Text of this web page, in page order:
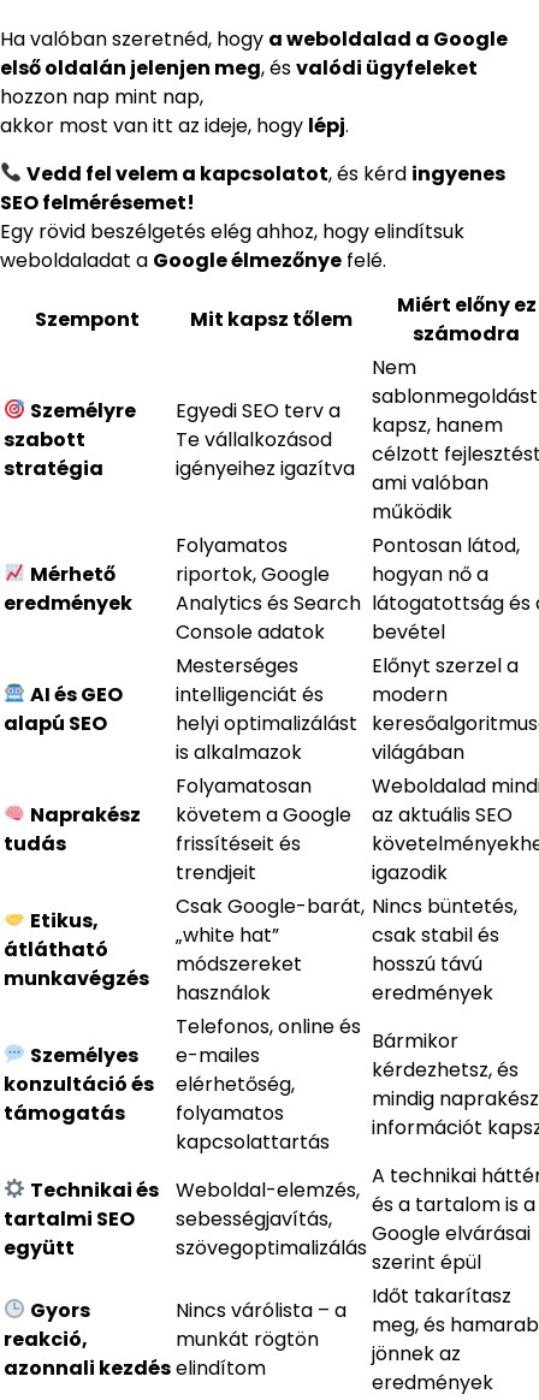
Ha valóban szeretnéd, hogy a weboldalad a Google
első oldalán jelenjen meg, ésvalódi ügyfeleket
hozzon nap mint nap,
akkor most van itt az ideje, hogy lépj.
Vedd fel velem a kapcsolatot, és kérd ingyenes
SEO felmérésemet!
Egy rövid beszélgetés elég ahhoz, hogy elindítsuk
weboldaladat a Google élmezőnye felé.
Szempont Mit kapsz tőlem
Miért előny ez
számodra
Személyre
szabott
stratégia
Egyedi SEO terv a
Te vállalkozásod
igényeihez igazítva
Nem
sablonmegoldást
kapsz, hanem
célzott
ami valóban
működik
Mérhető
eredmények
Folyamatos
riportok, Google
Analytics és Search
Console adatok
Pontosan látod,
hogyan nő a
látogatottság és
bevétel
AI és GEO
alapú SEO
Mesterséges
intelligenciát és
helyi optimalizálást
is alkalmazok
Előnyt szerzel a
modern
világában
Naprakész
tudás
Folyamatosan
követem a Google
frissítéseit és
trendjeit
Weboldalad
az aktuális SEO
igazodik
Etikus,
átlátható
munkavégzés
Csak Google-barát,
„white hat”
módszereket
használok
Nincs büntetés,
csak stabil és
hosszú távú
eredmények
Személyes
konzultáció és
támogatás
Telefonos, online és
e-mailes
elérhetőség,
folyamatos
kapcsolattartás
Bármikor
kérdezhetsz, és
mindig naprakész
információt
Technikai és
tartalmi SEO
együtt
Weboldal-elemzés,
sebességjavítás,
szövegoptimalizálás
A technikai
és a tartalom is a
Google elvárásai
szerint épül
Gyors
reakció,
azonnali kezdés
Nincs várólista – a
munkát rögtön
elindítom
Időt takarítasz
meg, és
jönnek az
eredmények